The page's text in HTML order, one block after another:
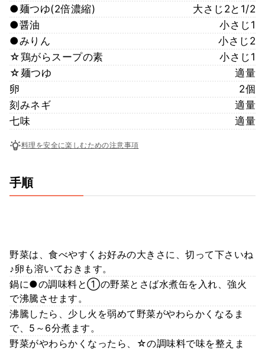
●麺つゆ(2倍濃縮)
大さじ2と1/2
●醤油
小さじ1
●みりん
小さじ2
☆鶏がらスープの素
小さじ1
☆麺つゆ
適量
卵
2個
刻みネギ
適量
七味
適量
料理を安全に楽しむための注意事項
手順
野菜は、食べやすくお好みの大きさに、切って下さいね
♪卵も溶いておきます。
鍋に●の調味料と①の野菜とさば水煮缶を入れ、強火
で沸騰させます。
沸騰したら、少し火を弱めて野菜がやわらかくなるま
で、5～6分煮ます。
野菜がやわらかくなったら、☆の調味料で味を整えま